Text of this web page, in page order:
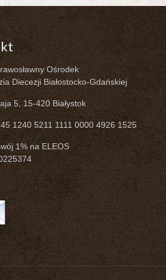
Ośrodek
Diecezji Białostocko-Gdańskiej
5, 15-420 Białystok
1240 5211 1111 0000 4926 1525
1% na ELEOS